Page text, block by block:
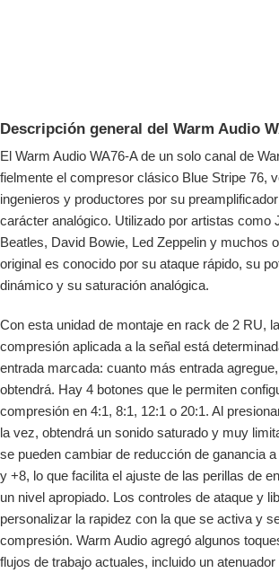
Descripción general del Warm Audio
El Warm Audio WA76-A de un solo canal de
fielmente el compresor clásico Blue Stripe 76,
ingenieros y productores por su
carácter analógico. Utilizado por artistas como
Beatles, David Bowie, Led Zeppelin y muchos
original es conocido por su ataque rápido, su
dinámico y su saturación analógica.
Con esta unidad de montaje en rack de 2 RU,
compresión aplicada a la señal está
entrada marcada: cuanto más entrada
obtendrá. Hay 4 botones que le permiten
compresión en 4:1, 8:1, 12:1 o 20:1. Al
la vez, obtendrá un sonido saturado y muy
se pueden cambiar de reducción de ganancia
y +8, lo que facilita el ajuste de las perillas de
un nivel apropiado. Los controles de ataque y
personalizar la rapidez con la que se activa y
compresión. Warm Audio agregó algunos
flujos de trabajo actuales, incluido un